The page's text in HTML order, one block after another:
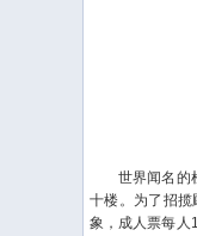
世界闻名的杜
十楼。为了招
象，成人票每人